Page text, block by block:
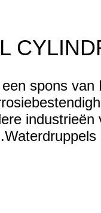
spons